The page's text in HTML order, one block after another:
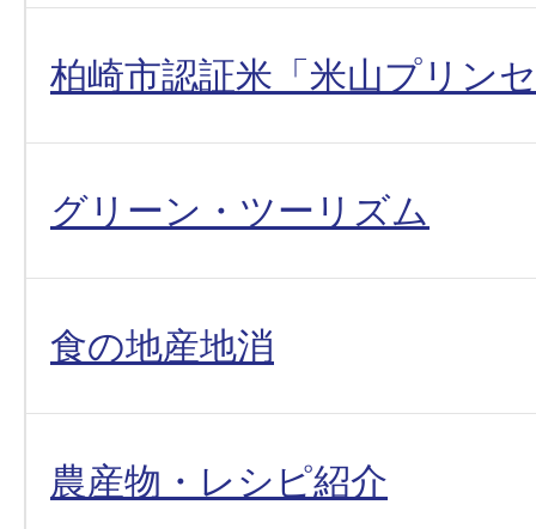
柏崎市認証米「米山プリン
グリーン・ツーリズム
食の地産地消
農産物・レシピ紹介